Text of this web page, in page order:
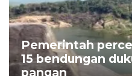
Pemerintah
15 bendungan
pangan